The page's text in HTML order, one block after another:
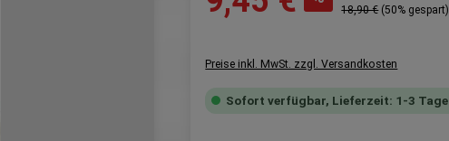
Regulärer Preis:
18,90 € (50% gespart)
Preise inkl. MwSt. zzgl. Versandkosten
Sofort verfügbar, Lieferzeit: 1-3 Tage